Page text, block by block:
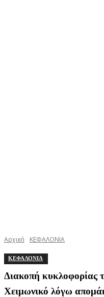
Αρχική ΚΕΦΑΛΟΝΙΑ
ΚΕΦΑΛΟΝΙΑ
Διακοπή κυκλοφορίας
Χειμωνικό λόγω